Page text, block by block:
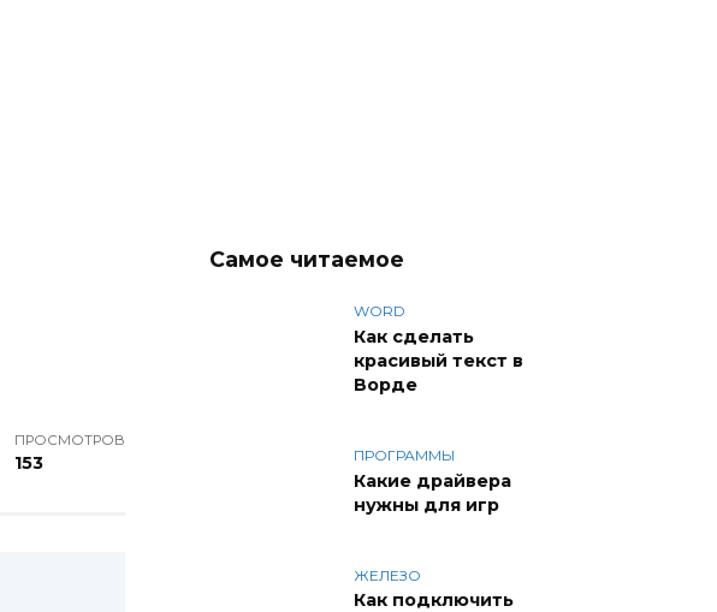
ПРОСМОТРОВ
153
Самое читаемое
WORD
Как сделать
красивый текст в
Ворде
ПРОГРАММЫ
Какие драйвера
нужны для игр
ЖЕЛЕЗО
Как подключить